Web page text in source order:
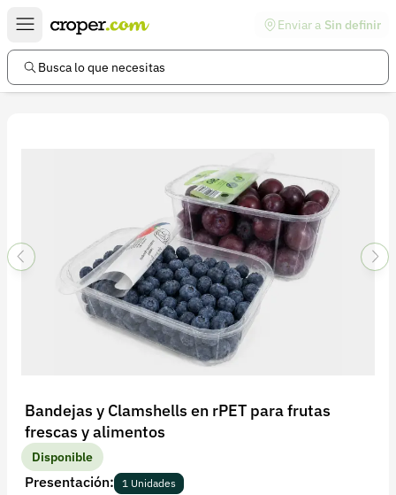
Enviar a Sin definir
Busca lo que necesitas
Bandejas y Clamshells en rPET para frutas
frescas y alimentos
Disponible
Presentación: 1 Unidades
Enlaces de interés
Preguntas frecuentes
Política de devoluciones
Política de privacidad
Recuperar contraseña
Contacto
Soporte